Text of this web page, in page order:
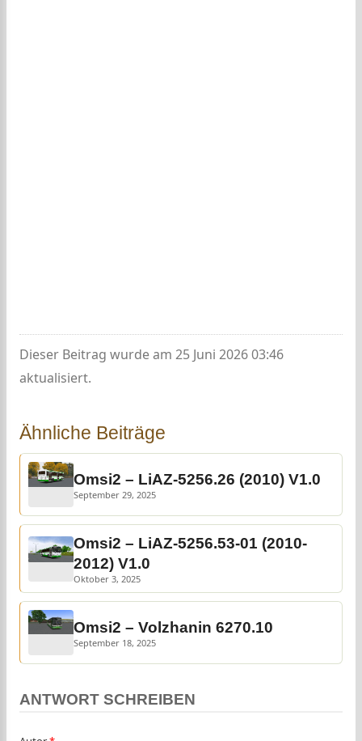
Dieser Beitrag wurde am 25 Juni 2026 03:46
aktualisiert.
Ähnliche Beiträge
Omsi2 – LiAZ-5256.26 (2010) V1.0
September 29, 2025
Omsi2 – LiAZ-5256.53-01 (2010-
2012) V1.0
Oktober 3, 2025
Omsi2 – Volzhanin 6270.10
September 18, 2025
ANTWORT SCHREIBEN